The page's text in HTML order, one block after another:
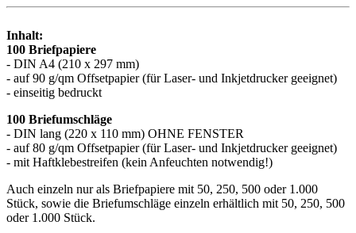
Inhalt:
100 Briefpapiere
- DIN A4 (210 x 297 mm)
- auf 90 g/qm Offsetpapier (für Laser- und Inkjetdrucker geeignet)
- einseitig bedruckt
100 Briefumschläge
- DIN lang (220 x 110 mm) OHNE FENSTER
- auf 80 g/qm Offsetpapier (für Laser- und Inkjetdrucker geeignet)
- mit Haftklebestreifen (kein Anfeuchten notwendig!)
Auch einzeln nur als Briefpapiere mit 50, 250, 500 oder 1.000
Stück, sowie die Briefumschläge einzeln erhältlich mit 50, 250, 500
oder 1.000 Stück.